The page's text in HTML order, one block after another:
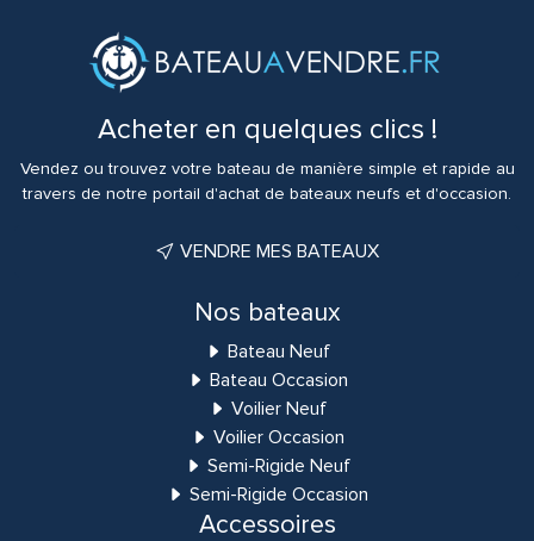
Acheter en quelques clics !
Vendez ou trouvez votre bateau de manière simple et rapide au
travers de notre portail d'achat de bateaux neufs et d'occasion.
VENDRE MES BATEAUX
Nos bateaux
Bateau Neuf
Bateau Occasion
Voilier Neuf
Voilier Occasion
Semi-Rigide Neuf
Semi-Rigide Occasion
Accessoires